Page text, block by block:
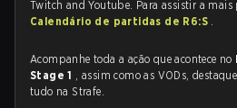
Twitch and Youtube. Para assistir a
Calendário de partidas de R6:S .
Acompanhe toda a ação que acontece no
Stage 1 , assim como as VODs,
tudo na Strafe.